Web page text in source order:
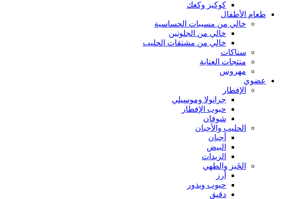
كوكيز وكعك
طعام الأطفال
خالي من مسببات الحساسية
خالي من الجلوتين
خالي من مشتقات الحليب
سناكات
منتجات العناية
مهروس
عضوي
الإفطار
جرانولا وموسيلي
حبوب الإفطار
شوفان
الحليب والأجبان
أجبان
البيض
الزبدات
الخَبز والطهي
أرز
حبوب وبذور
دقيق